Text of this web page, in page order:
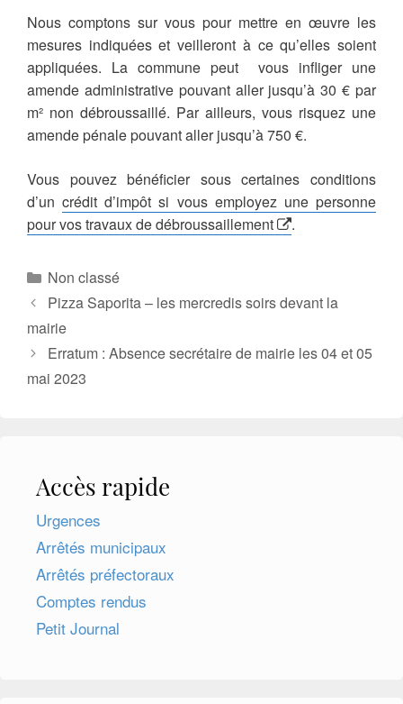
Nous comptons sur vous pour mettre en œuvre les
mesures indiquées et veilleront à ce qu’elles soient
appliquées. La commune peut vous infliger une
amende administrative pouvant aller jusqu’à30 € par
m² non débroussaillé. Par ailleurs, vous risquez une
amende pénale pouvant aller jusqu’à750 €.
Vous pouvez bénéficier sous certaines conditions
d’uncrédit d’impôt si vous employez une personne
pour vos travaux de débroussaillement
.
Catégories
Non classé
Pizza Saporita – les mercredis soirs devant la
mairie
Erratum : Absence secrétaire de mairie les 04 et 05
mai 2023
Accès rapide
Urgences
Arrêtés municipaux
Arrêtés préfectoraux
Comptes rendus
Petit Journal